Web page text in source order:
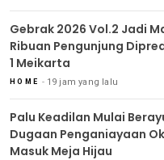
Gebrak 2026 Vol.2 Jadi
Ribuan Pengunjung
1 Meikarta
HOME 19 jam yang lalu
Palu Keadilan Mulai
Dugaan Penganiayaan
Masuk Meja Hijau